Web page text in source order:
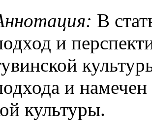
В
и
и намечен
культуры.